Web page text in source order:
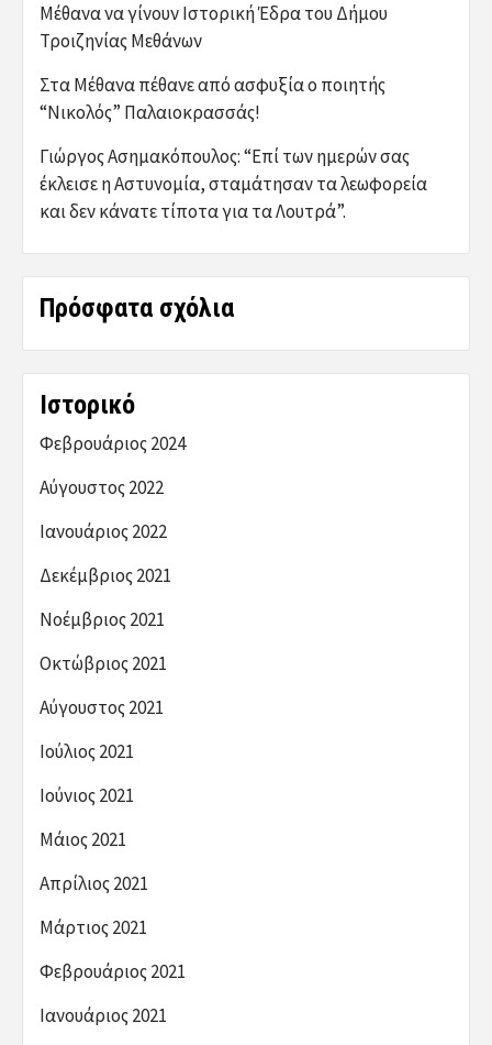
Μέθανα να γίνουν Ιστορική Έδρα του Δήμου
Τροιζηνίας Μεθάνων
Στα Μέθανα πέθανε από ασφυξία ο ποιητής
“Νικολός” Παλαιοκρασσάς!
Γιώργος Ασημακόπουλος: “Επί των ημερών σας
έκλεισε η Αστυνομία, σταμάτησαν τα λεωφορεία
και δεν κάνατε τίποτα για τα Λουτρά”.
Πρόσφατα σχόλια
Ιστορικό
Φεβρουάριος 2024
Αύγουστος 2022
Ιανουάριος 2022
Δεκέμβριος 2021
Νοέμβριος 2021
Οκτώβριος 2021
Αύγουστος 2021
Ιούλιος 2021
Ιούνιος 2021
Μάιος 2021
Απρίλιος 2021
Μάρτιος 2021
Φεβρουάριος 2021
Ιανουάριος 2021